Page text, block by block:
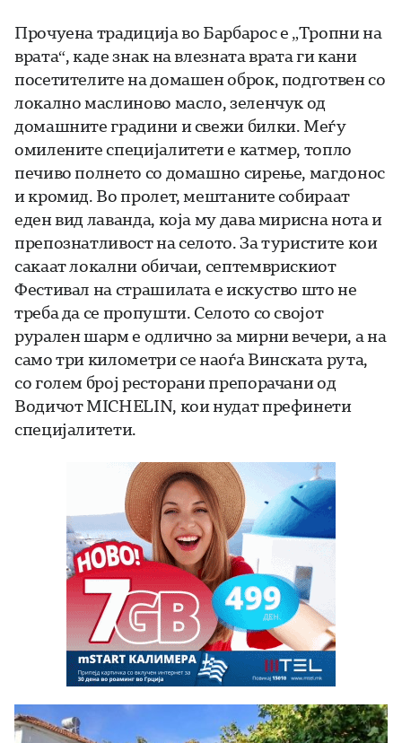
Прочуена традиција во Барбарос е „Тропни на
врата“, каде знак на влезната врата ги кани
посетителите на домашен оброк, подготвен со
локално маслиново масло, зеленчук од
домашните градини и свежи билки. Меѓу
омилените специјалитети е катмер, топло
печиво полнето со домашно сирење, магдонос
и кромид. Во пролет, мештаните собираат
еден вид лаванда, која му дава мирисна нота и
препознатливост на селото. За туристите кои
сакаат локални обичаи, септемврискиот
Фестивал на страшилата е искуство што не
треба да се пропушти. Селото со својот
рурален шарм е одлично за мирни вечери, а на
само три километри се наоѓа Винската рута,
со голем број ресторани препорачани од
Водичот MICHELIN, кои нудат префинети
специјалитети.